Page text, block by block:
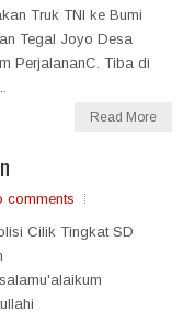
Truk TNI ke Bumi
Tegal Joyo Desa
PerjalananC. Tiba di
Read More
comments
Cilik Tingkat SD